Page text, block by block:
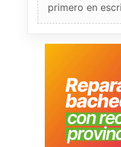
primero en